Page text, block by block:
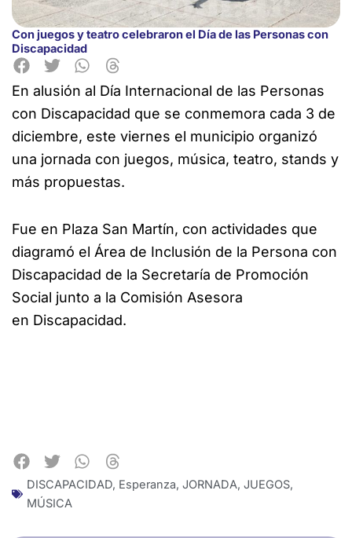
Con juegos y teatro celebraron el Día de las Personas con
Discapacidad
En alusión al Día Internacional de las Personas
con Discapacidad que se conmemora cada 3 de
diciembre, este viernes el municipio organizó
una jornada con juegos, música, teatro, stands y
más propuestas.
Fue en Plaza San Martín, con actividades que
diagramó el Área de Inclusión de la Persona con
Discapacidad de la Secretaría de Promoción
Social junto a la Comisión Asesora
en Discapacidad.
DISCAPACIDAD, Esperanza, JORNADA, JUEGOS,
MÚSICA